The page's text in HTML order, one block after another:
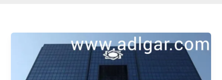
اقاله
املاک
بانک
ها